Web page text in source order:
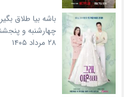
باشه بیا طلاق
چهارشنبه و
۲۸ مرداد ۱۴۰۵